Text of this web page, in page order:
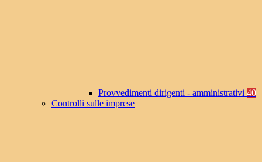
Provvedimenti dirigenti - amministrativi 40
Controlli sulle imprese